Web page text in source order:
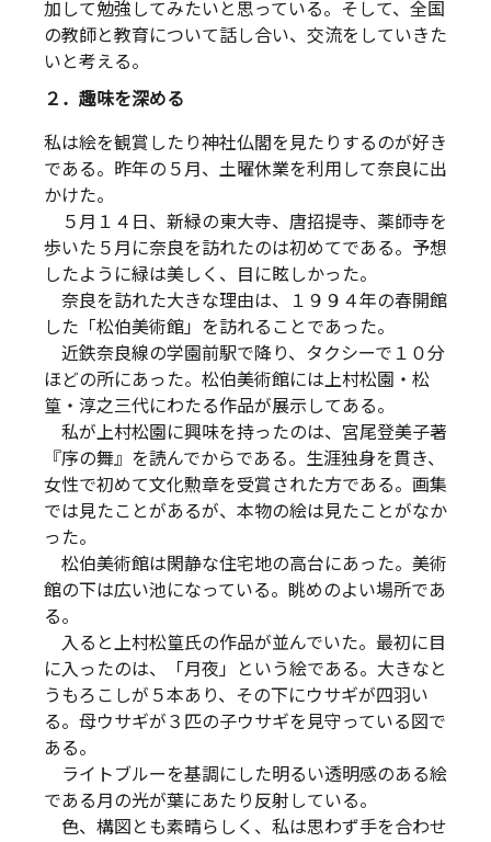
加して勉強してみたいと思っている。そして、全国
の教師と教育について話し合い、交流をしていきた
いと考える。
２．趣味を深める
私は絵を観賞したり神社仏閣を見たりするのが好き
である。昨年の５月、土曜休業を利用して奈良に出
かけた。
５月１４日、新緑の東大寺、唐招提寺、薬師寺を
歩いた５月に奈良を訪れたのは初めてである。予想
したように緑は美しく、目に眩しかった。
奈良を訪れた大きな理由は、１９９４年の春開館
した「松伯美術館」を訪れることであった。
近鉄奈良線の学園前駅で降り、タクシーで１０分
ほどの所にあった。松伯美術館には上村松園・松
篁・淳之三代にわたる作品が展示してある。
私が上村松園に興味を持ったのは、宮尾登美子著
『序の舞』を読んでからである。生涯独身を貫き、
女性で初めて文化勲章を受賞された方である。画集
では見たことがあるが、本物の絵は見たことがなか
った。
松伯美術館は閑静な住宅地の高台にあった。美術
館の下は広い池になっている。眺めのよい場所であ
る。
入ると上村松篁氏の作品が並んでいた。最初に目
に入ったのは、「月夜」という絵である。大きなと
うもろこしが５本あり、その下にウサギが四羽い
る。母ウサギが３匹の子ウサギを見守っている図で
ある。
ライトブルーを基調にした明るい透明感のある絵
である月の光が葉にあたり反射している。
色、構図とも素晴らしく、私は思わず手を合わせ